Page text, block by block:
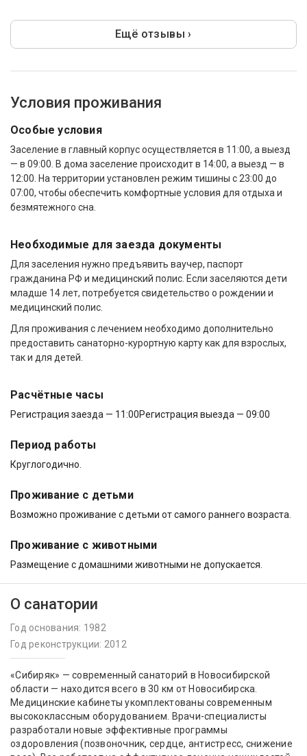
Ещё отзывы ›
Условия проживания
Особые условия
Заселение в главный корпус осуществляется в 11:00, а выезд
— в 09:00. В дома заселение происходит в 14:00, а выезд — в
12:00. На территории установлен режим тишины с 23:00 до
07:00, чтобы обеспечить комфортные условия для отдыха и
безмятежного сна.
Необходимые для заезда документы
Для заселения нужно предъявить ваучер, паспорт
гражданина РФ и медицинский полис. Если заселяются дети
младше 14 лет, потребуется свидетельство о рождении и
медицинский полис.
Для проживания с лечением необходимо дополнительно
предоставить санаторно-курортную карту как для взрослых,
так и для детей.
Расчётные часы
Регистрация заезда — 11:00Регистрация выезда — 09:00
Период работы
Круглогодично.
Проживание с детьми
Возможно проживание с детьми от самого раннего возраста.
Проживание с животными
Размещение с домашними животными не допускается.
О санатории
Год основания: 1982
Год реконструкции: 2012
«Сибиряк» — современный санаторий в Новосибирской
области — находится всего в 30 км от Новосибирска.
Медицинские кабинеты укомплектованы современным
высококлассным оборудованием. Врачи-специалисты
разработали новые эффективные программы
оздоровления (позвоночник, сердце, антистресс, снижение